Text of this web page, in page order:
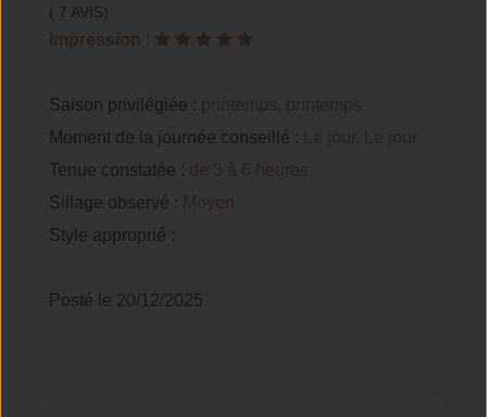
( 7 AVIS)
Impression :
Saison privilégiée : printemps, printemps
Moment de la journée conseillé :
Le jour, Le jour
Tenue constatée : de 3 à 6 heures
Sillage observé : Moyen
Style approprié :
Posté le 20/12/2025